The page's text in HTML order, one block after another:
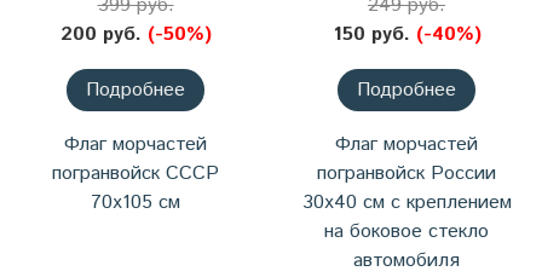
200 руб. (-50%)
Подробнее
Флаг морчастей
погранвойск СССР
70х105 см
150 руб. (-40%)
Подробнее
Флаг морчастей
погранвойск России
30х40 см с креплением
на боковое стекло
автомобиля